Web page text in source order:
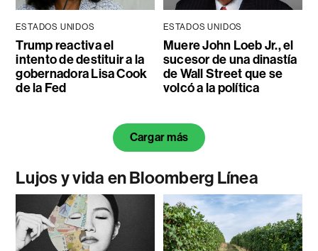
ESTADOS UNIDOS
Trump reactiva el
intento de destituir a la
gobernadora Lisa Cook
de la Fed
ESTADOS UNIDOS
Muere John Loeb Jr., el
sucesor de una dinastía
de Wall Street que se
volcó a la política
Cargar más
Lujos y vida en Bloomberg Línea